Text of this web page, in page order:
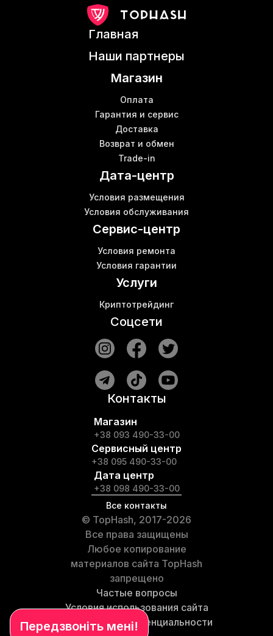
Главная
Наши партнеры
Магазин
Оплата
Гарантия и сервис
Доставка
Возврат и обмен
Trade-in
Дата-центр
Условия размещения
Условия обслуживания
Сервис-центр
Условия ремонта
Условия гарантии
Услуги
Криптотрейдинг
Соцсети
Контакты
Магазин
+38 093 490-33-00
Сервисный центр
+38 095 490-33-00
Дата центр
+38 098 490-33-00
Все контакты
© TopHash, 2017-2026
Все права защищены
Любое копирование
материалов сайта TopHash
запрещено
Частые вопросы
Условия использования сайта
Политика конфиденциальности